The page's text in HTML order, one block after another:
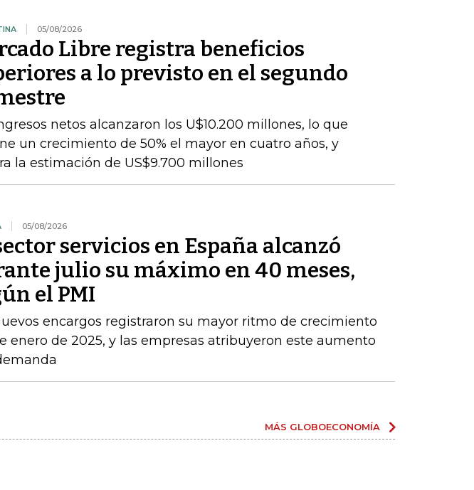
05/08/2026
Libre registra beneficios
a lo previsto en el segundo
netos alcanzaron los U$10.200 millones, lo que
un crecimiento de 50% el mayor en cuatro años, y
la estimación de US$9.700 millones
05/08/2026
servicios en España alcanzó
julio su máximo en 40 meses,
el PMI
encargos registraron su mayor ritmo de crecimiento
enero de 2025, y las empresas atribuyeron este aumento
MÁS GLOBOECONOMÍA